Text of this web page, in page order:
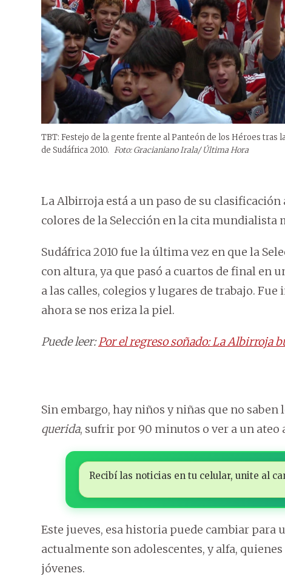
TBT: Festejo de la gente frente al Panteón de los Héroes tras
de Sudáfrica 2010. Foto: Gracianiano Irala/ Última Hora
La Albirroja está a un paso de su
colores de la Selección en la cita mundialista
Sudáfrica 2010 fue la última vez en que la
con altura, ya que pasó a cuartos de final en
a las calles, colegios y lugares de trabajo.
ahora se nos eriza la piel.
Puede leer:Por el regreso soñado: La Albirroja
Sin embargo, hay niños y niñas que no
querida, sufrir por 90 minutos o ver a un
Recibí las noticias en tu celular, unite al
Este jueves, esa historia puede cambiar para
actualmente son adolescentes, y alfa,
jóvenes.